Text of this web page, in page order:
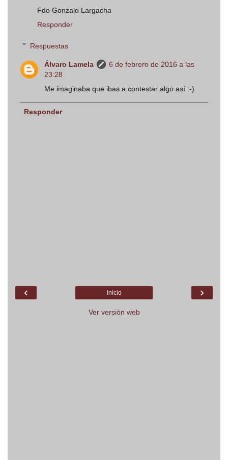
Fdo Gonzalo Largacha
Responder
Respuestas
Álvaro Lamela
6 de febrero de 2016 a las
23:28
Me imaginaba que ibas a contestar algo así :-)
Responder
‹ ›
Inicio
Ver versión web